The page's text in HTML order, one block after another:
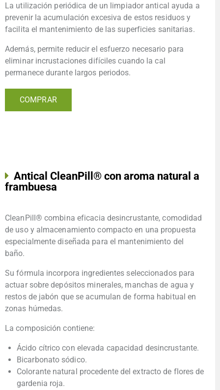
La utilización periódica de un limpiador antical ayuda a
prevenir la acumulación excesiva de estos residuos y
facilita el mantenimiento de las superficies sanitarias.
Además, permite reducir el esfuerzo necesario para
eliminar incrustaciones difíciles cuando la cal
permanece durante largos periodos.
COMPRAR
Antical CleanPill® con aroma natural a
frambuesa
CleanPill® combina eficacia desincrustante, comodidad
de uso y almacenamiento compacto en una propuesta
especialmente diseñada para el mantenimiento del
baño.
Su fórmula incorpora ingredientes seleccionados para
actuar sobre depósitos minerales, manchas de agua y
restos de jabón que se acumulan de forma habitual en
zonas húmedas.
La composición contiene:
Ácido cítrico con elevada capacidad desincrustante.
Bicarbonato sódico.
Colorante natural procedente del extracto de flores de
gardenia roja.